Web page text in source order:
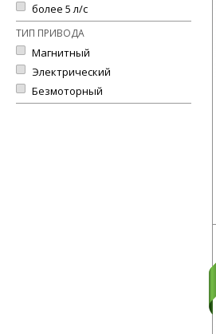
более 5 л/с
ТИП ПРИВОДА
Магнитный
Электрический
Безмоторный